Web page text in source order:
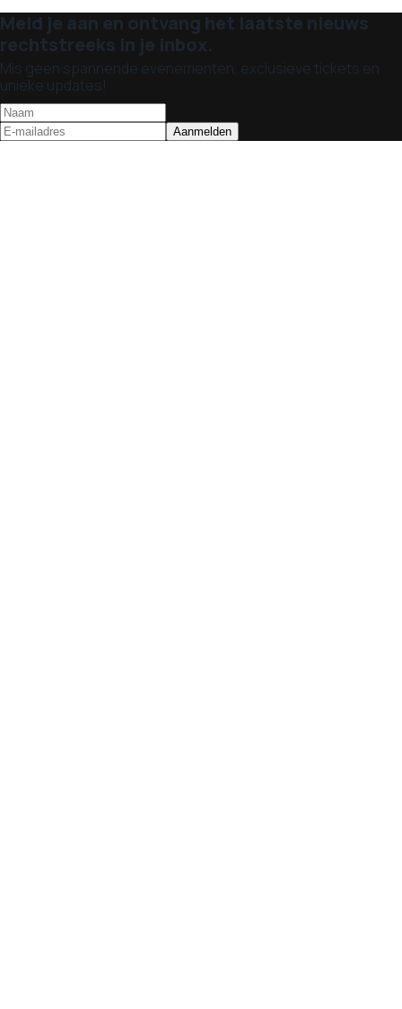
Meld je aan en ontvang het laatste nieuws
rechtstreeks in je inbox.
Mis geen spannende evenementen, exclusieve tickets en
unieke updates!